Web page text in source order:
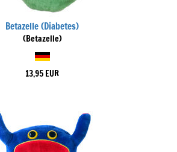
Betazelle (Diabetes)
(Betazelle)
13,95 EUR